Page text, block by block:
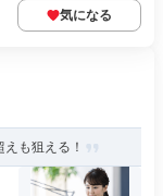
気になる
も狙える！